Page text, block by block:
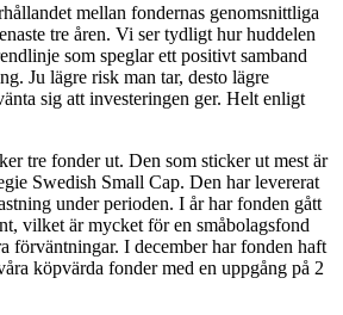
mellan fondernas genomsnittliga
tre åren. Vi ser tydligt hur huddelen
som speglar ett positivt samband
Ju lägre risk man tar, desto lägre
sig att investeringen ger. Helt enligt
tre fonder ut. Den som sticker ut mest är
Swedish Small Cap. Den har levererat
under perioden. I år har fonden gått
vilket är mycket för en småbolagsfond
förväntningar. I december har fonden haft
köpvärda fonder med en uppgång på 2